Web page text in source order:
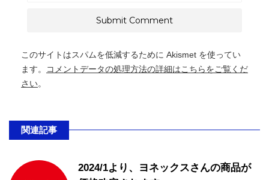
このサイトはスパムを低減するために Akismet を使ってい
ます。
コメントデータの処理方法の詳細はこちらをご覧くだ
さい。
関連記事
2024/1より、ヨネックスさんの商品が